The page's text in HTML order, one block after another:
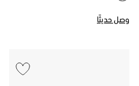
وصل حديثًا